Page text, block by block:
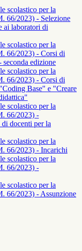
scolastico per la
66/2023) - Selezione
ai laboratori di
scolastico per la
66/2023) - Corsi di
edizione
scolastico per la
66/2023) - Corsi di
Base" e "Creare
scolastico per la
66/2023) -
docenti per la
scolastico per la
66/2023) - Incarichi
scolastico per la
66/2023) -
scolastico per la
66/2023) - Assunzione